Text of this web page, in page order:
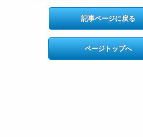
記事ページに戻る
ページトップへ